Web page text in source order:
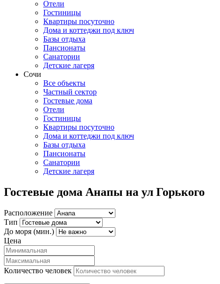
Отели
Гостиницы
Квартиры посуточно
Дома и коттеджи под ключ
Базы отдыха
Пансионаты
Санатории
Детские лагеря
Сочи
Все объекты
Частный сектор
Гостевые дома
Отели
Гостиницы
Квартиры посуточно
Дома и коттеджи под ключ
Базы отдыха
Пансионаты
Санатории
Детские лагеря
Гостевые дома Анапы на ул Горького
Расположение
Тип
До моря (мин.)
Цена
Количество человек